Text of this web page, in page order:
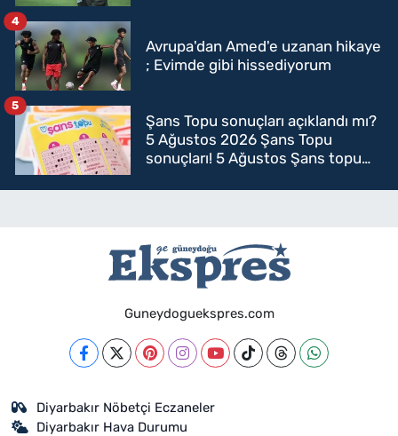
Avrupa'dan Amed'e uzanan hikaye
; Evimde gibi hissediyorum
4
Şans Topu sonuçları açıklandı mı?
5 Ağustos 2026 Şans Topu
sonuçları! 5 Ağustos Şans topu
5
Guneydoguekspres.com
Diyarbakır Nöbetçi Eczaneler
Diyarbakır Hava Durumu